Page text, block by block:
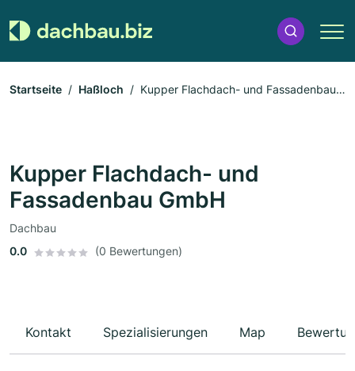
Startseite Haßloch
Kupper Flachdach- und Fassadenbau
Kupper Flachdach- und
Fassadenbau GmbH
Dachbau
0.0
(0 Bewertungen)
Kontakt Spezialisierungen Map